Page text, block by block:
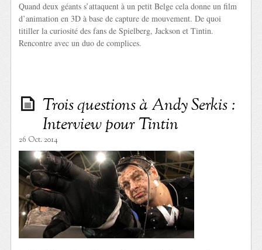
Quand deux géants s’attaquent à un petit Belge cela donne un film
d’animation en 3D à base de capture de mouvement. De quoi
titiller la curiosité des fans de Spielberg, Jackson et Tintin.
Rencontre avec un duo de complices.
Trois questions à Andy Serkis :
Interview pour Tintin
26 Oct. 2014